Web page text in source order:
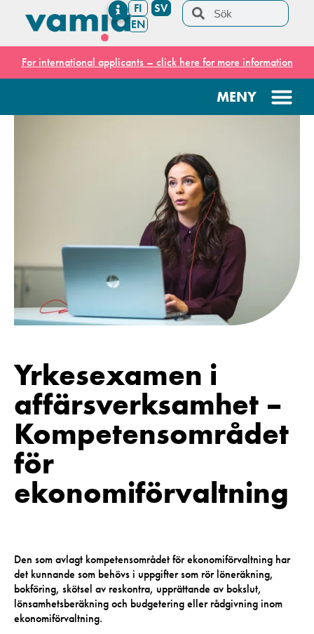
FI
SV
EN
For international applicants – click here for more information
Yrkesexamen i
affärsverksamhet –
Kompetensområdet
för
ekonomiförvaltning
Den som avlagt kompetensområdet för ekonomiförvaltning har
det kunnande som behövs i uppgifter som rör löneräkning,
bokföring, skötsel av reskontra, upprättande av bokslut,
lönsamhetsberäkning och budgetering eller rådgivning inom
ekonomiförvaltning.